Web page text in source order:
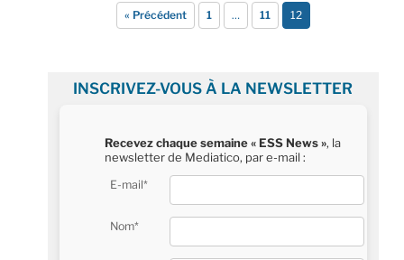
« Précédent 1 … 11 12
INSCRIVEZ-VOUS À LA NEWSLETTER
Recevez chaque semaine « ESS News », la
newsletter de Mediatico, par e-mail :
E-mail*
Nom*